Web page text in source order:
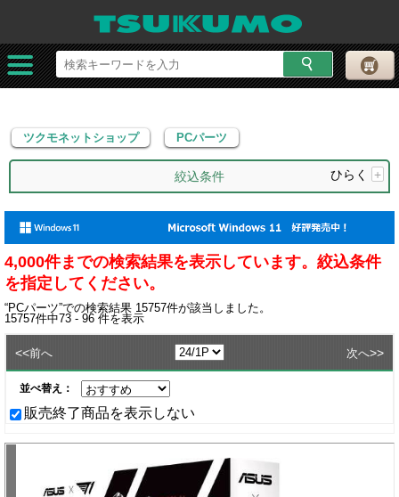
ツクモネットショップ PCパーツ
ツクモネットショップ PCパーツ
絞込条件 ひらく +
4,000件までの検索結果を表示しています。絞込条件
を指定してください。
“PCパーツ”での検索結果 15757件が該当しました。
15757件中73 - 96件を表示
<<前へ 次へ>>
並べ替え：
販売終了商品を表示しない